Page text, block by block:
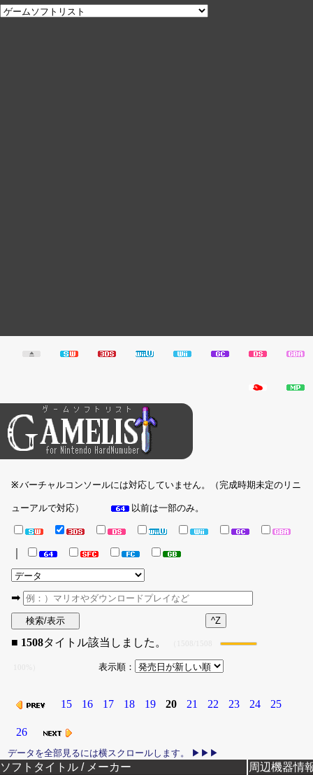
※バーチャルコンソールには対応していません。（完成時期未定のリニ
ューアルで対応） 以前は一部のみ。
➡
■ 1508タイトル該当しました。
表示順：
15 16 17 18 19 20 21 22 23 24 25
26
リース日
ソフトタイトル / メーカー 周辺機器情